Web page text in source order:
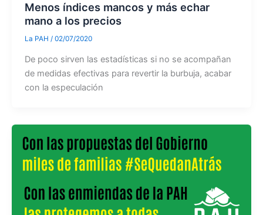
Menos índices mancos y más echar
mano a los precios
La PAH / 02/07/2020
De poco sirven las estadísticas si no se acompañan
de medidas efectivas para revertir la burbuja, acabar
con la especulación